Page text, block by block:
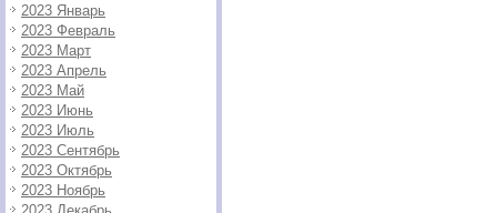
2023 Январь
2023 Февраль
2023 Март
2023 Апрель
2023 Май
2023 Июнь
2023 Июль
2023 Сентябрь
2023 Октябрь
2023 Ноябрь